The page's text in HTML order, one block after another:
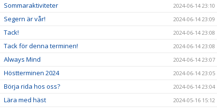
Sommaraktiviteter 2024-06-14 23:10
Segern är vår! 2024-06-14 23:09
Tack! 2024-06-14 23:08
Tack för denna terminen! 2024-06-14 23:08
Always Mind 2024-06-14 23:07
Höstterminen 2024 2024-06-14 23:05
Börja rida hos oss? 2024-06-14 23:04
Lära med häst 2024-05-16 15:12